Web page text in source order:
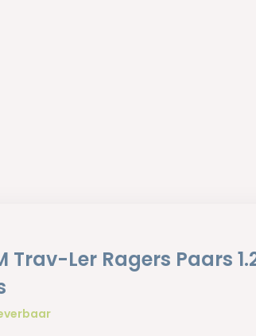
Trav-Ler Ragers Paars